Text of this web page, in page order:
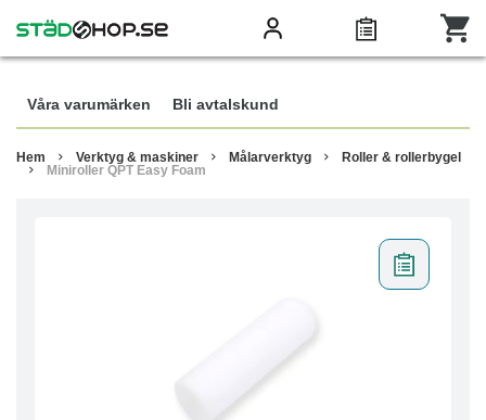
Våra varumärken Bli avtalskund
Hem Verktyg & maskiner Målarverktyg
Roller & rollerbygel
Miniroller QPT Easy Foam